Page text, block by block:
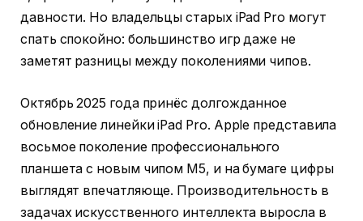
давности. Но владельцы старых iPad Pro могут
спать спокойно: большинство игр даже не
заметят разницы между поколениями чипов.
Октябрь 2025 года принёс долгожданное
обновление линейки iPad Pro. Apple представила
восьмое поколение профессионального
планшета с новым чипом M5, и на бумаге цифры
выглядят впечатляюще. Производительность в
задачах искусственного интеллекта выросла в